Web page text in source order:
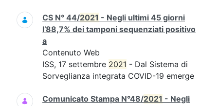
CS N° 44/2021 - Negli ultimi 45 giorni
l’88,7% dei tamponi sequenziati positivo
a
Contenuto Web
ISS, 17 settembre 2021 - Dal Sistema di
Sorveglianza integrata COVID-19 emerge
Comunicato Stampa N°48/2021 - Negli